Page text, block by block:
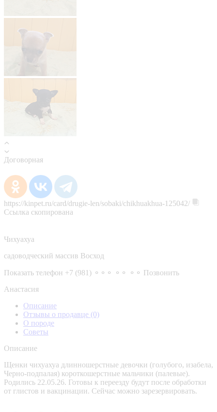
Договорная
https://kinpet.ru/card/drugie-len/sobaki/chikhuakhua-125042/
Ссылка скопирована
Чихуахуа
садоводческий массив Восход
Показать телефон +7 (981) ⚬⚬⚬ ⚬⚬ ⚬⚬ Позвонить
Анастасия
Описание
Отзывы о продавце (0)
О породе
Советы
Описание
Щенки чихуахуа длинношерстные девочки (голубого, изабела,
Черно-подпалая) короткошерстные мальчики (палевые).
Родились 22.05.26. Готовы к переезду будут после обработки
от глистов и вакцинации. Сейчас можно зарезервировать.